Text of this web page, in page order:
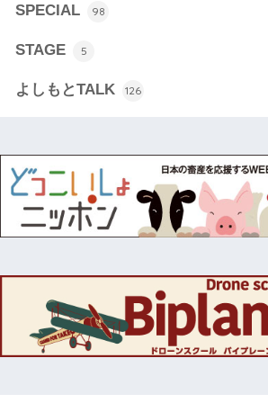
SPECIAL 98
STAGE 5
よしもとTALK 126